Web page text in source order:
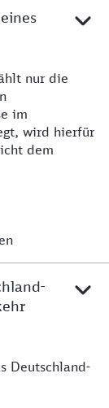
nur die
im
wird hierfür
dem
Deutschland-